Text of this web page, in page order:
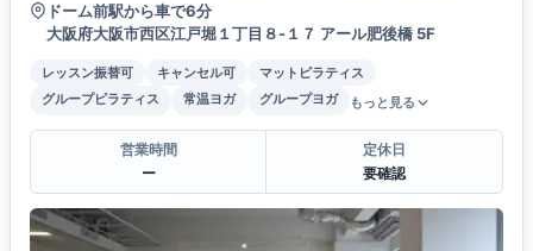
ドーム前駅から車で6分
大阪府大阪市西区江戸堀１丁目８-１７ アール肥後橋 5F
レッスン振替可 キャンセル可
マットピラティス
グループピラティス
常温ヨガ グループヨガ もっと見る
営業時間
ー
定休日
要確認